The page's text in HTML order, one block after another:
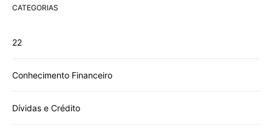
CATEGORIAS
22
Conhecimento Financeiro
Dívidas e Crédito